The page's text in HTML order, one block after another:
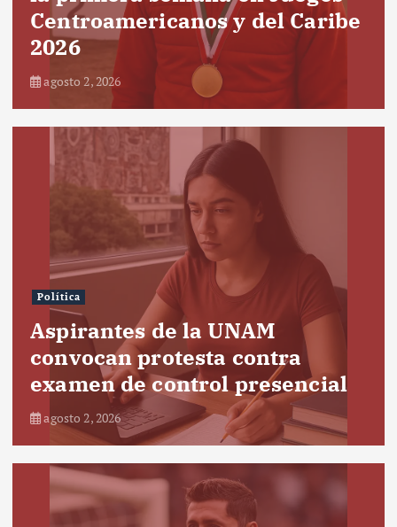
Centroamericanos y del Caribe
2026
agosto 2, 2026
Política
Aspirantes de la UNAM
convocan protesta contra
examen de control presencial
agosto 2, 2026